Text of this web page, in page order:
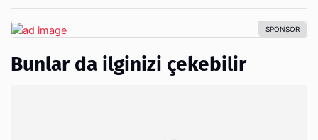
Bunlar da ilginizi çekebilir